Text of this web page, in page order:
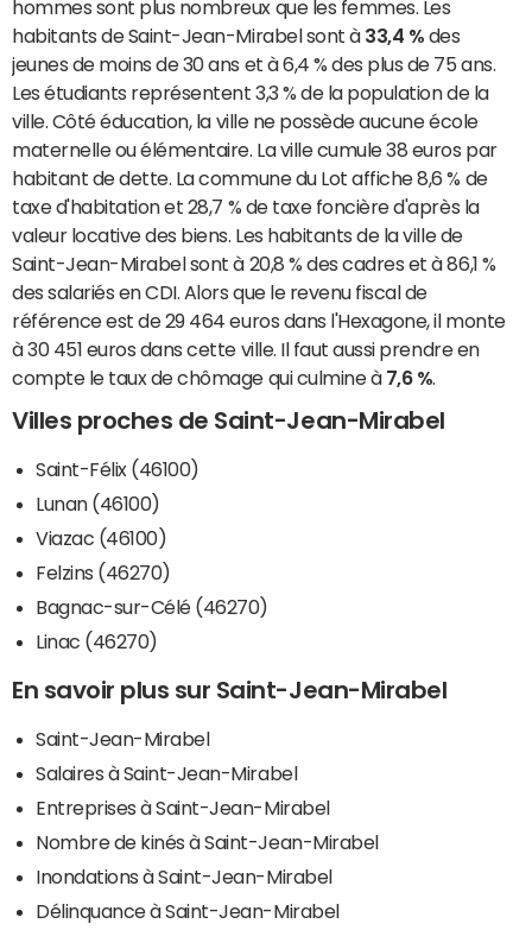
hommes sont plus nombreux que les femmes. Les
habitants de Saint-Jean-Mirabel sont à 33,4 % des
jeunes de moins de 30 ans et à 6,4 % des plus de 75 ans.
Les étudiants représentent 3,3 % de la population de la
ville. Côté éducation, la ville ne possède aucune école
maternelle ou élémentaire. La ville cumule 38 euros par
habitant de dette. La commune du Lot affiche 8,6 % de
taxe d'habitation et 28,7 % de taxe foncière d'après la
valeur locative des biens. Les habitants de la ville de
Saint-Jean-Mirabel sont à 20,8 % des cadres et à 86,1 %
des salariés en CDI. Alors que le revenu fiscal de
référence est de 29 464 euros dans l'Hexagone, il monte
à 30 451 euros dans cette ville. Il faut aussi prendre en
compte le taux de chômage qui culmine à 7,6 %
Villes proches de Saint-Jean-Mirabel
Saint-Félix (46100)
Lunan (46100)
Viazac (46100)
Felzins (46270)
Bagnac-sur-Célé (46270)
Linac (46270)
En savoir plus sur Saint-Jean-Mirabel
Saint-Jean-Mirabel
Salaires à Saint-Jean-Mirabel
Entreprises à Saint-Jean-Mirabel
Nombre de kinés à Saint-Jean-Mirabel
Inondations à Saint-Jean-Mirabel
Délinquance à Saint-Jean-Mirabel